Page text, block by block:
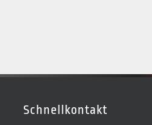
Schnellkontakt